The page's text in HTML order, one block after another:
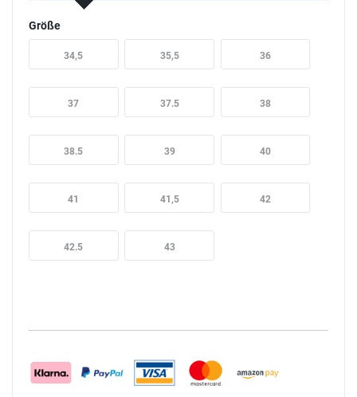
Größe
34,5 35,5 36
37 37.5 38
38.5 39 40
41 41,5 42
42.5 43